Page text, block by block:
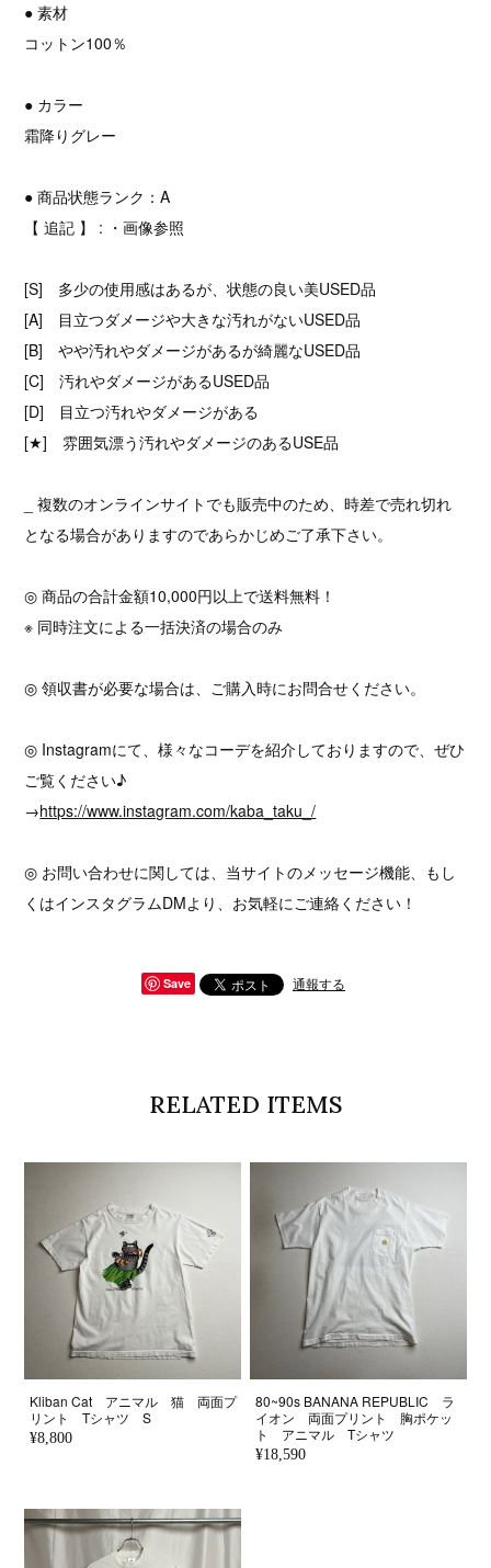
● 素材
コットン100％
● カラー
霜降りグレー
● 商品状態ランク：A
【 追記 】 : ・画像参照
[S] 多少の使用感はあるが、状態の良い美USED品
[A] 目立つダメージや大きな汚れがないUSED品
[B] やや汚れやダメージがあるが綺麗なUSED品
[C] 汚れやダメージがあるUSED品
[D] 目立つ汚れやダメージがある
[★] 雰囲気漂う汚れやダメージのあるUSE品
_ 複数のオンラインサイトでも販売中のため、時差で売れ切れ
となる場合がありますのであらかじめご了承下さい。
◎ 商品の合計金額10,000円以上で送料無料！
※ 同時注文による一括決済の場合のみ
◎ 領収書が必要な場合は、ご購入時にお問合せください。
◎ Instagramにて、様々なコーデを紹介しておりますので、ぜひ
ご覧ください♪
→https://www.instagram.com/kaba_taku_/
◎ お問い合わせに関しては、当サイトのメッセージ機能、もし
くはインスタグラムDMより、お気軽にご連絡ください！
Save 通報する
RELATED ITEMS
Kliban Cat アニマル 猫 両面プ
リント Tシャツ S
¥8,800
80~90s BANANA REPUBLIC ラ
イオン 両面プリント 胸ポケッ
ト アニマル Tシャツ
¥18,590